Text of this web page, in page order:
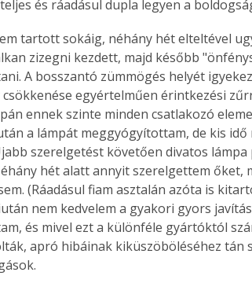
és ráadásul dupla legyen a
tartott sokáig, néhány hét elteltével
zizegni kezdett, majd később
A bosszantó zümmögés helyét
egyértelműen érintkezési
ennek szinte minden csatlakozó
a lámpát meggyógyítottam, de kis idő
szerelgetést követően divatos
hét alatt annyit szerelgettem őket,
(Ráadásul fiam asztalán azóta is
nem kedvelem a gyakori gyors
és mivel ezt a különféle gyártóktól
apró hibáinak kiküszöböléséhez tán